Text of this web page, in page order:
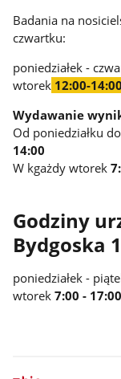
Badania na
czwartku:
poniedziałek -
wtorek 12:00-14:00
Wydawanie
Od poniedziałku
14:00
W kgażdy wtorek
Godziny
Bydgoska
poniedziałek -
wtorek7:00 - 17:00